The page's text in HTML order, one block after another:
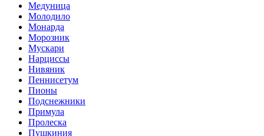
Медуница
Молодило
Монарда
Морозник
Мускари
Нарциссы
Нивяник
Пеннисетум
Пионы
Подснежники
Примула
Пролеска
Пушкиния